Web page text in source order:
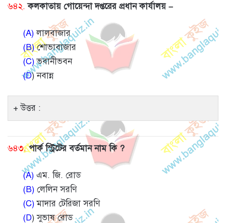
৬৪২. কলকাতায় গোয়েন্দা দপ্তরের প্রধান কার্যালয় –
(A)লালবাজার
(B)শোভাবাজার
(C)ভবানীভবন
(D) নবান্ন
উত্তর :
৬৪৩. পার্ক স্ট্রিটের বর্তমান নাম কি ?
(A) এম. জি. রোড
(B) লেলিন সরণি
(C)মাদার টেরিজা সরণি
(D) সুভাষ রোড